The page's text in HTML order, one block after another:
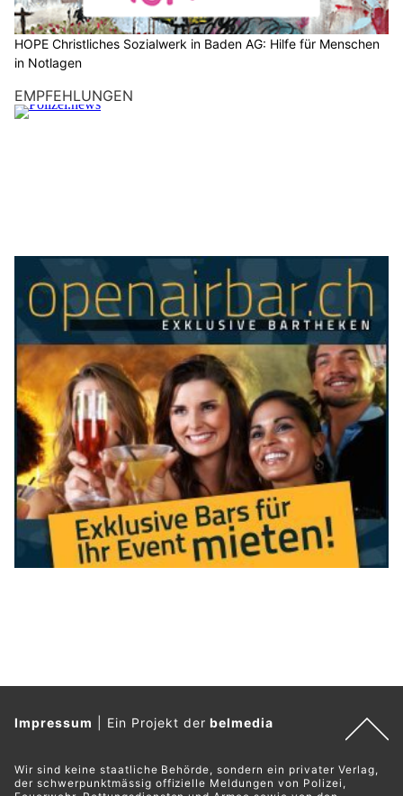
HOPE Christliches Sozialwerk in Baden AG: Hilfe für Menschen
in Notlagen
EMPFEHLUNGEN
Impressum Ein Projekt derbelmedia
Wir sind keine staatliche Behörde, sondern ein privater Verlag,
der schwerpunktmässig offizielle Meldungen von Polizei,